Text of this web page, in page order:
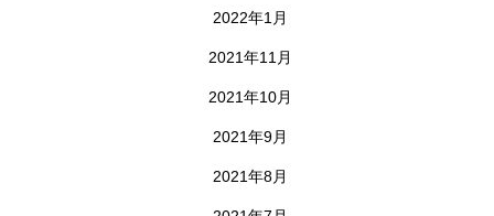
2022年1月
2021年11月
2021年10月
2021年9月
2021年8月